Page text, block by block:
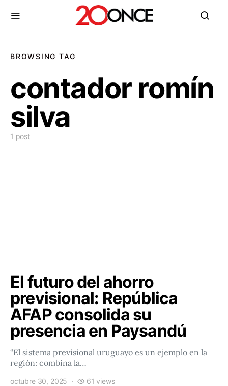
BROWSING TAG
contador romín
silva
1 post
El futuro del ahorro
previsional: República
AFAP consolida su
presencia en Paysandú
“El sistema previsional uruguayo es un ejemplo en la
región: combina la…
octubre 30, 2025 61 views